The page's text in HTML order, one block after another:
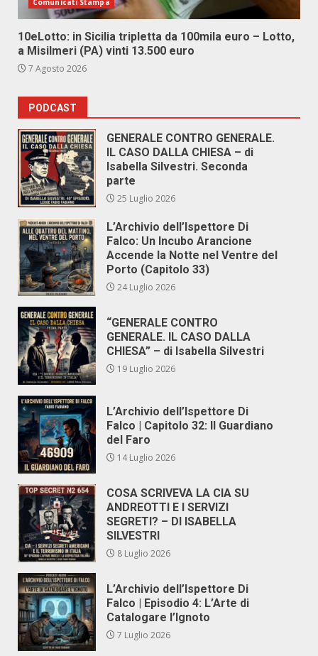
Comunicati Stampa
10eLotto: in Sicilia tripletta da 100mila euro – Lotto,
a Misilmeri (PA) vinti 13.500 euro
7 Agosto 2026
PODCAST
GENERALE CONTRO GENERALE.
IL CASO DALLA CHIESA – di
Isabella Silvestri. Seconda
parte
25 Luglio 2026
L’Archivio dell’Ispettore Di
Falco: Un Incubo Arancione
Accende la Notte nel Ventre del
Porto (Capitolo 33)
24 Luglio 2026
“GENERALE CONTRO
GENERALE. IL CASO DALLA
CHIESA” – di Isabella Silvestri
19 Luglio 2026
L’Archivio dell’Ispettore Di
Falco | Capitolo 32: Il Guardiano
del Faro
14 Luglio 2026
COSA SCRIVEVA LA CIA SU
ANDREOTTI E I SERVIZI
SEGRETI? – DI ISABELLA
SILVESTRI
8 Luglio 2026
L’Archivio dell’Ispettore Di
Falco | Episodio 4: L’Arte di
Catalogare l’Ignoto
7 Luglio 2026